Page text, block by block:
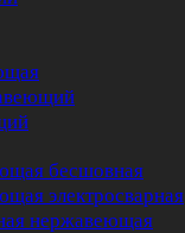
бесшовная
электросварная
нержавеющая